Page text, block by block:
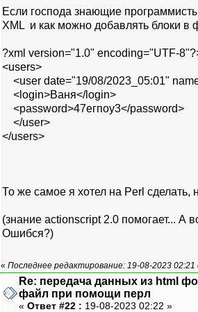
Если господа знающие
XML и как можно добавлять блоки в
?xml version="1.0" encoding="UTF-
<users>
<user date="19/08/2023_05:01"
<login>Ваня</login>
<password>47егпоу3</password>
</user>
</users>
То же самое я хотел на Perl
(знание actionscript 2.0 помогает... А
Ошибся?)
« Последнее редактирование: 19-08-2023
Re: передача данных из html
файл при помощи перл
« Ответ #22 : 19-08-2023 02:22 »